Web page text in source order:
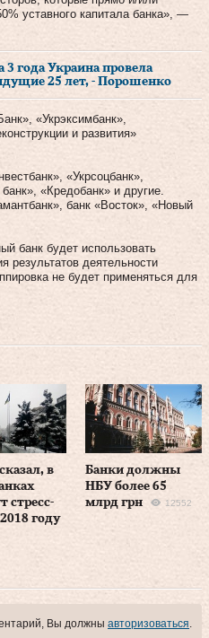
уставного капитала банка», —
3 года Украина провела
25 лет, - Порошенко
«Укрэксимбанк»,
и развития»
«Укрсоцбанк»,
«Кредобанк» и другие.
банк «Восток», «Новый
банк будет использовать
результатов деятельности
не будет применяться для
в
стресс-
году
Банки должны
НБУ более 65
млрд грн
12552
Вы должны авторизоваться.